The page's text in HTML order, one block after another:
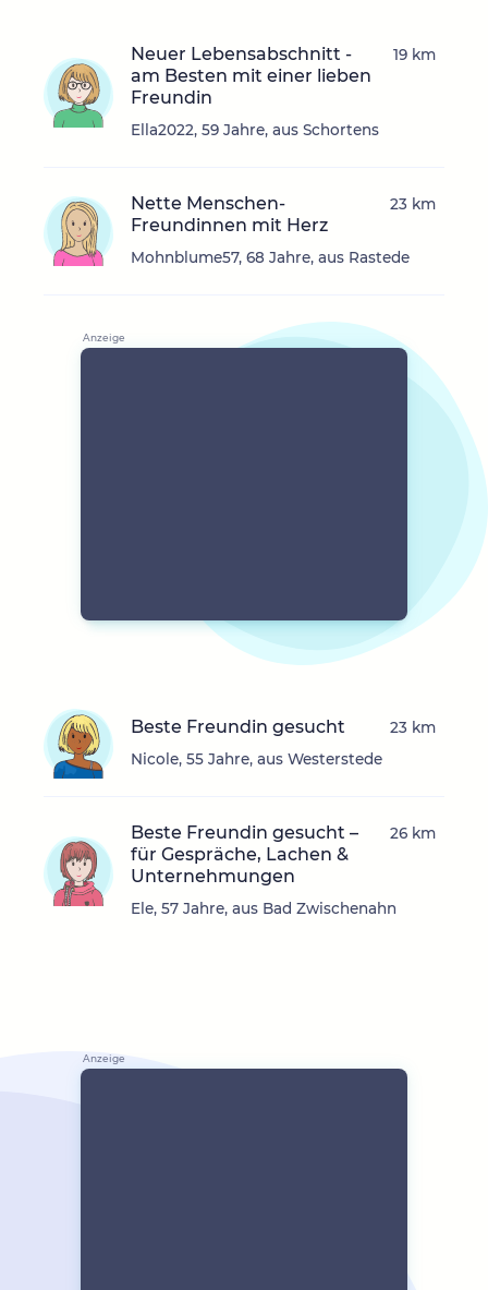
Neuer Lebensabschnitt -
am Besten mit einer lieben
Freundin
Ella2022, 59 Jahre, aus Schortens
19 km
Nette Menschen-
Freundinnen mit Herz
Mohnblume57, 68 Jahre, aus Rastede
23 km
Beste Freundin gesucht
Nicole, 55 Jahre, aus Westerstede
23 km
Beste Freundin gesucht –
für Gespräche, Lachen &
Unternehmungen
Ele, 57 Jahre, aus Bad Zwischenahn
26 km